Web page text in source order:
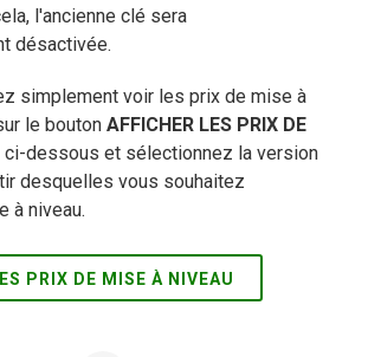
l'ancienne clé sera
désactivée.
simplement voir les prix de mise à
le bouton AFFICHER LES PRIX DE
ci-dessous et sélectionnez la version
desquelles vous souhaitez
à niveau.
PRIX DE MISE À NIVEAU